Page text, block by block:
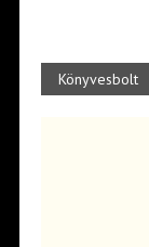
Könyvesbolt